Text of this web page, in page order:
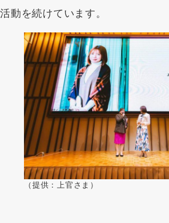
活動を続けています。
（提供：上官さま）